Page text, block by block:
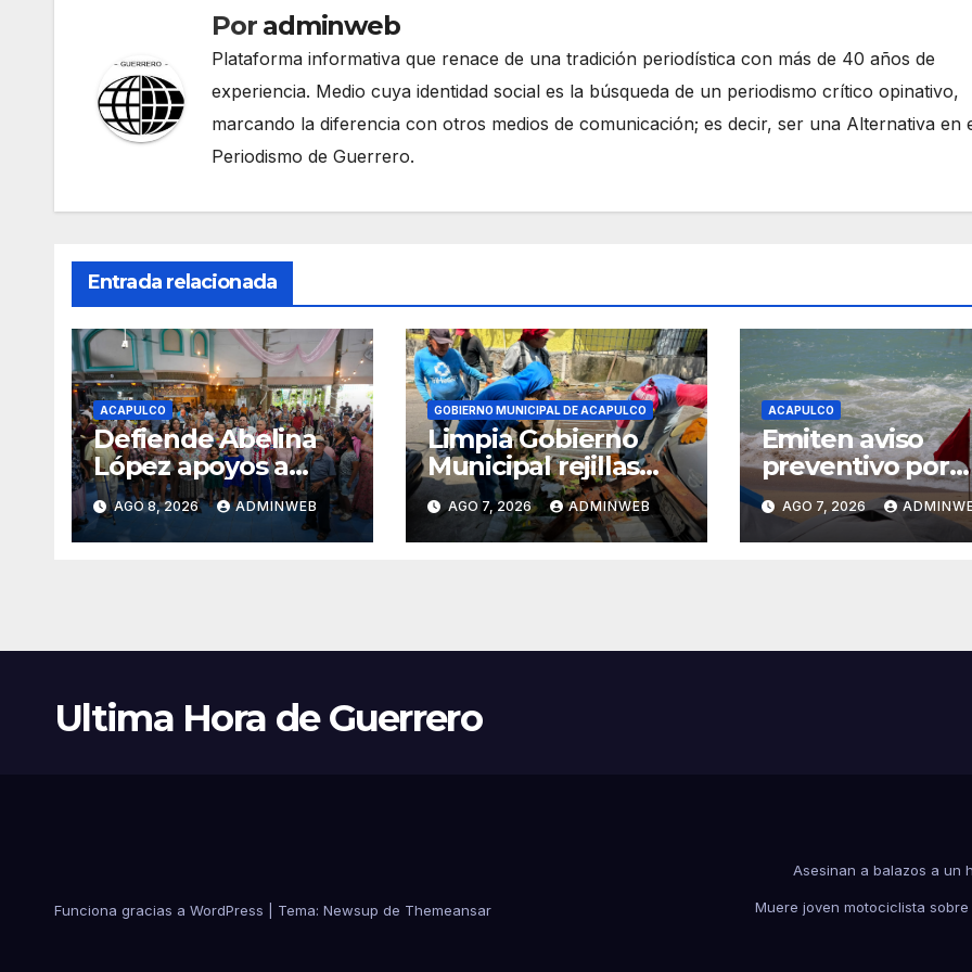
Por adminweb
Plataforma informativa que renace de una tradición periodística con más de 40 años de
experiencia. Medio cuya identidad social es la búsqueda de un periodismo crítico opinativo,
marcando la diferencia con otros medios de comunicación; es decir, ser una Alternativa en
Periodismo de Guerrero.
Entrada relacionada
ACAPULCO
Defiende Abelina
López apoyos a
adultos mayores
como conquista del
pueblo
AGO 8, 2026 ADMINWEB
GOBIERNO MUNICIPAL DE ACAPULCO
Limpia Gobierno
Municipal rejillas
pluviales para
prevenir
encharcamientos
AGO 7, 2026 ADMINWEB
ACAPULCO
Emiten aviso
preventivo por
evento de Mar
Fondo en las
de Guerrero
AGO 7, 2026
Ultima Hora de Guerrero
Funciona gracias a WordPress Tema: Newsup de Themeansar
Asesinan a balazos a un
Muere joven motociclista